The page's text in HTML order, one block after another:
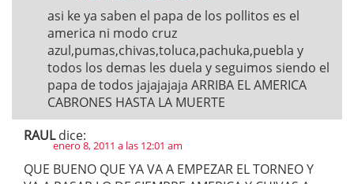
asi ke ya saben el papa de los pollitos es el
america ni modo cruz
azul,pumas,chivas,toluca,pachuka,puebla y
todos los demas les duela y seguimos siendo el
papa de todos jajajajaja ARRIBA EL AMERICA
CABRONES HASTA LA MUERTE
RAUL dice:
enero 8, 2011 a las 12:01 am
QUE BUENO QUE YA VA A EMPEZAR EL TORNEO Y